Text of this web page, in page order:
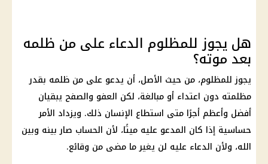
هل يجوز للمظلوم الدعاء على من ظلمه
بعد موته؟
يجوز للمظلوم، من حيث الأصل، أن يدعو على من ظلمه بقدر
مظلمته دون اعتداء أو مبالغة، لكن العفو والصفح يبقيان
أفضل وأعظم أجرًا متى استطاع الإنسان ذلك. ويزداد الأمر
حساسية إذا كان المدعو عليه ميتًا، لأن الحساب صار بينه وبين
الله، ولأن الدعاء عليه لن يغير ما مضى من وقائع.